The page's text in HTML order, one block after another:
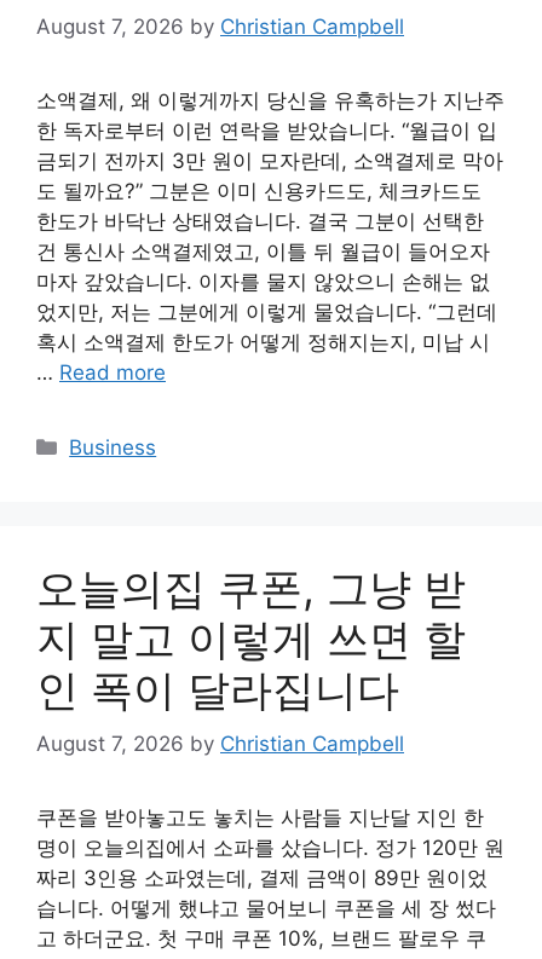
August 7, 2026 by Christian Campbell
소액결제, 왜 이렇게까지 당신을 유혹하는가 지난주
한 독자로부터 이런 연락을 받았습니다. “월급이 입
금되기 전까지 3만 원이 모자란데, 소액결제로 막아
도 될까요?” 그분은 이미 신용카드도, 체크카드도
한도가 바닥난 상태였습니다. 결국 그분이 선택한
건 통신사 소액결제였고, 이틀 뒤 월급이 들어오자
마자 갚았습니다. 이자를 물지 않았으니 손해는 없
었지만, 저는 그분에게 이렇게 물었습니다. “그런데
혹시 소액결제 한도가 어떻게 정해지는지, 미납 시
… Read more
Categories
Business
오늘의집 쿠폰, 그냥 받
지 말고 이렇게 쓰면 할
인 폭이 달라집니다
August 7, 2026 by Christian Campbell
쿠폰을 받아놓고도 놓치는 사람들 지난달 지인 한
명이 오늘의집에서 소파를 샀습니다. 정가 120만 원
짜리 3인용 소파였는데, 결제 금액이 89만 원이었
습니다. 어떻게 했냐고 물어보니 쿠폰을 세 장 썼다
고 하더군요. 첫 구매 쿠폰 10%, 브랜드 팔로우 쿠